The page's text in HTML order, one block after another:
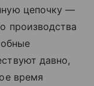
цепочку —
производства
давно,
время